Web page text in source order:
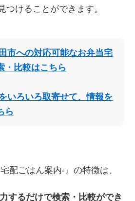
つけることができます。
市への対応可能なお弁当宅
・比較はこちら
いろいろ取寄せて、情報を
ら
配ごはん案内‐』の特徴は、
するだけで検索・比較ができ